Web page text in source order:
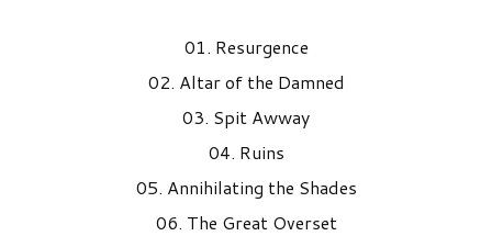
01. Resurgence
02. Altar of the Damned
03. Spit Awway
04. Ruins
05. Annihilating the Shades
06. The Great Overset